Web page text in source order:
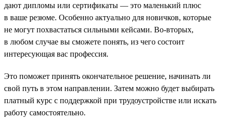
дают дипломы или сертификаты — это маленький плюс
в ваше резюме. Особенно актуально для новичков, которые
не могут похвастаться сильными кейсами. Во-вторых,
в любом случае вы сможете понять, из чего состоит
интересующая вас профессия.
Это поможет принять окончательное решение, начинать ли
свой путь в этом направлении. Затем можно будет выбирать
платный курс с поддержкой при трудоустройстве или искать
работу самостоятельно.